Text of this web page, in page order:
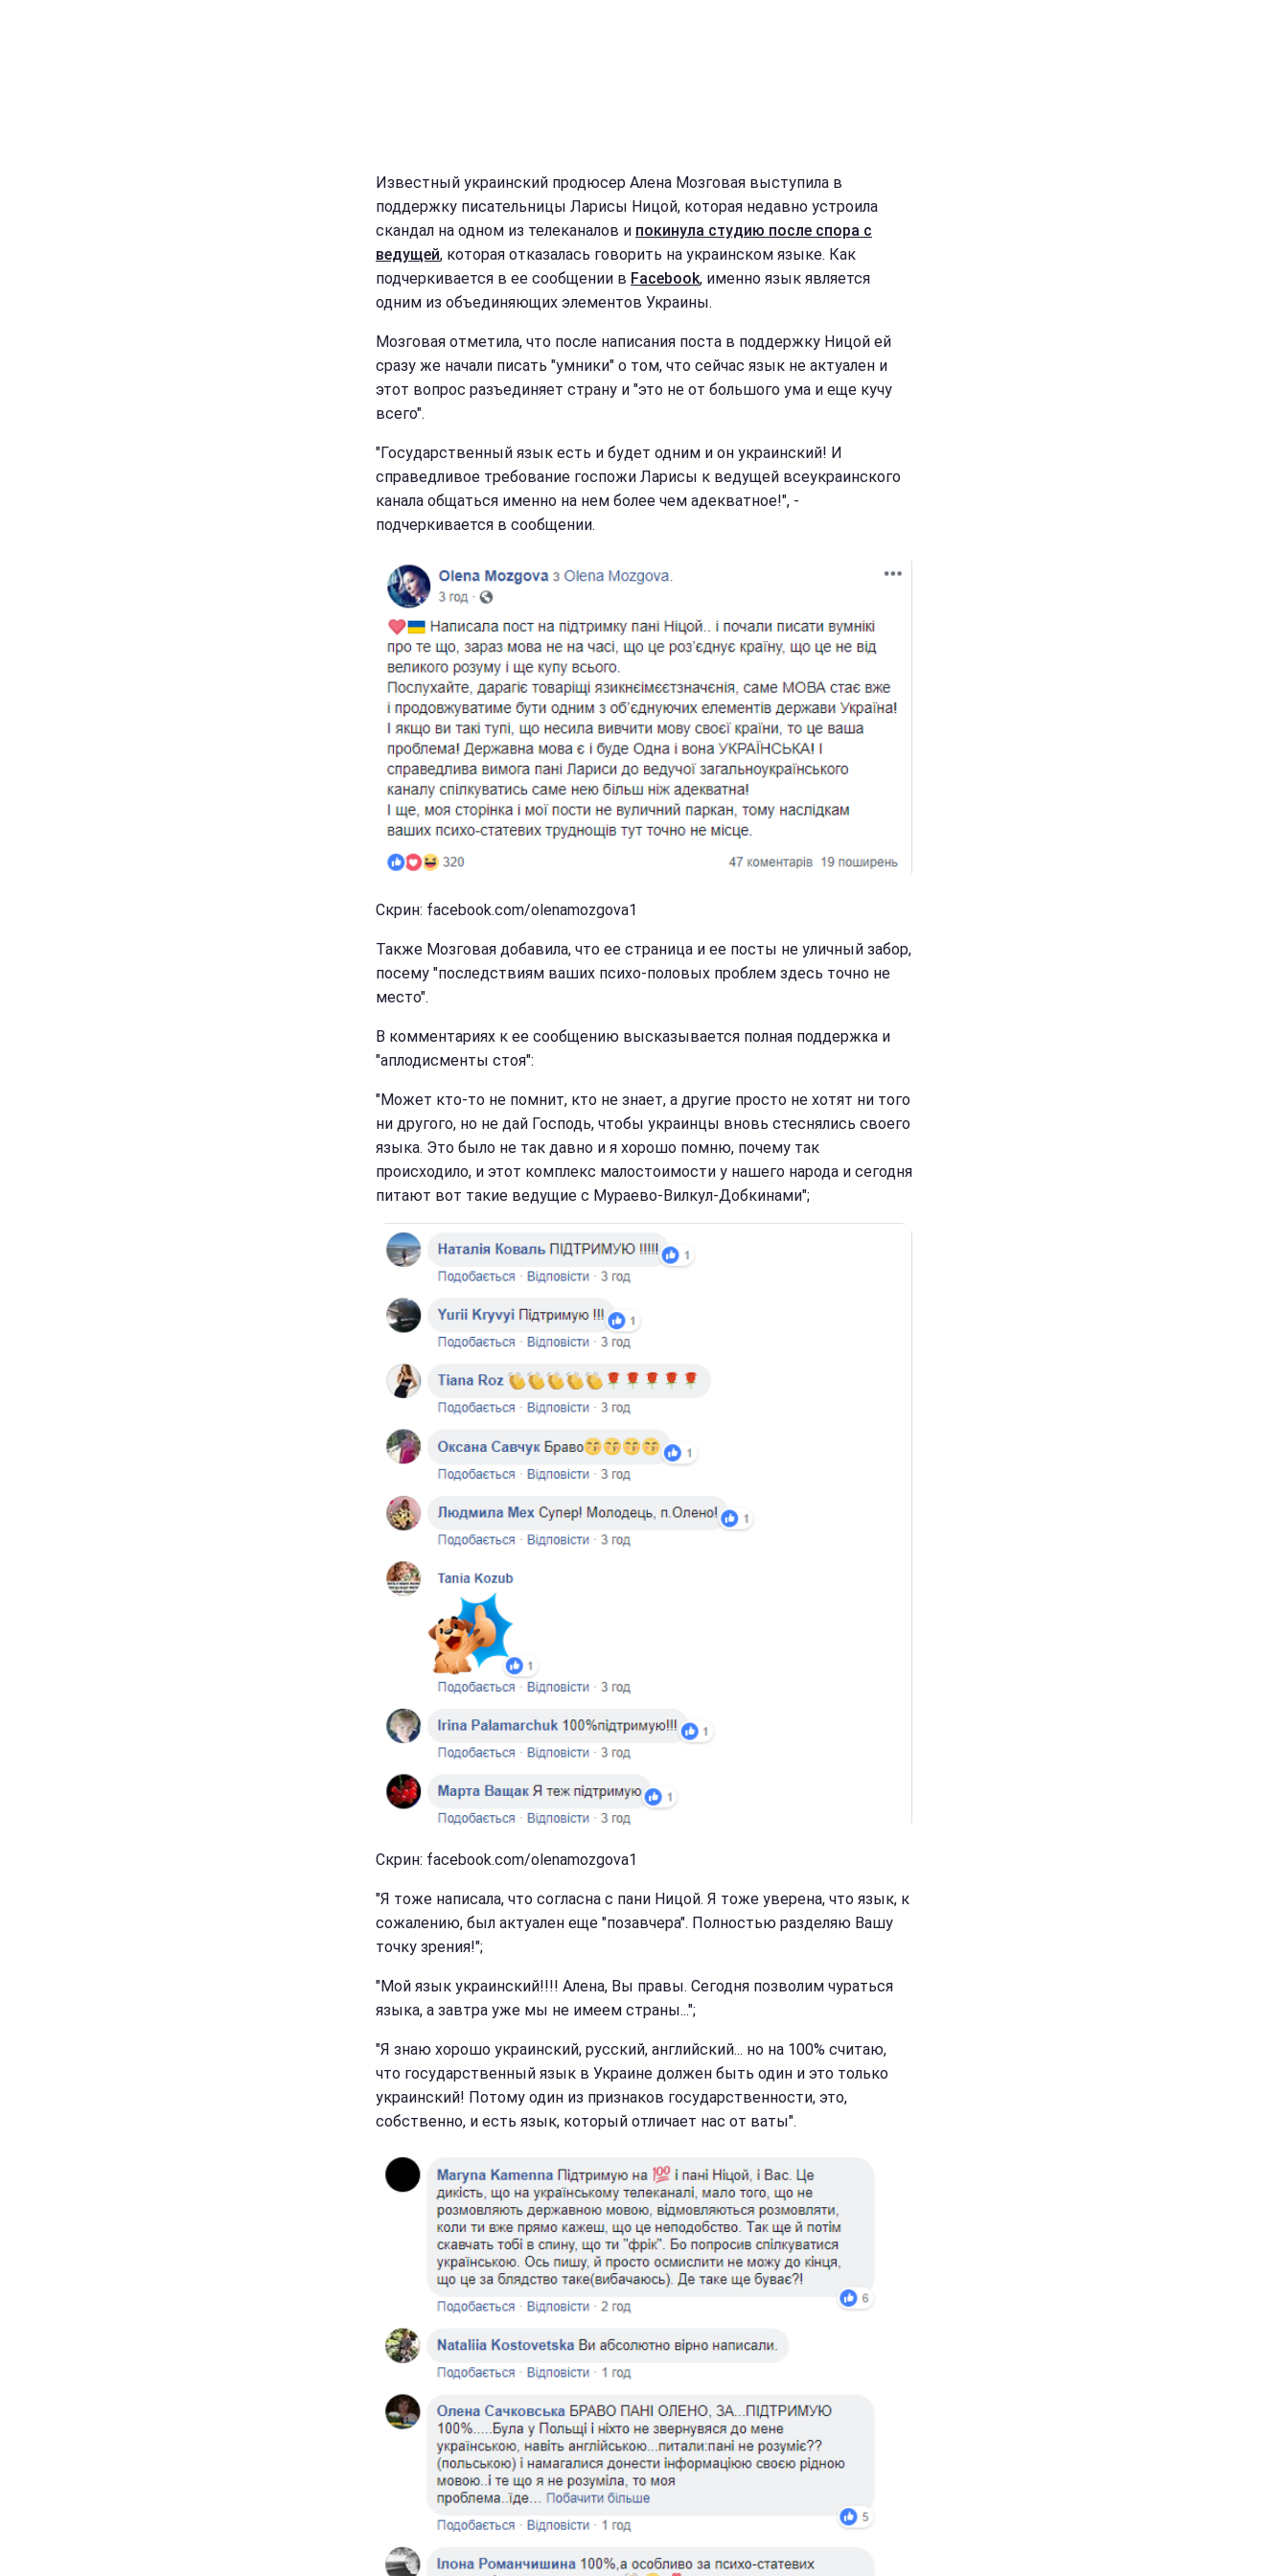
Известный украинский продюсер Алена Мозговая выступила в
поддержку писательницы Ларисы Ницой, которая недавно устроила
скандал на одном из телеканалов и покинула студию после спора с
ведущей, которая отказалась говорить на украинском языке. Как
подчеркивается в ее сообщении в Facebook, именно язык является
одним из объединяющих элементов Украины.
Мозговая отметила, что после написания поста в поддержку Ницой ей
сразу же начали писать "умники" о том, что сейчас язык не актуален и
этот вопрос разъединяет страну и "это не от большого ума и еще кучу
всего".
"Государственный язык есть и будет одним и он украинский! И
справедливое требование госпожи Ларисы к ведущей всеукраинского
канала общаться именно на нем более чем адекватное!", -
подчеркивается в сообщении.
Скрин: facebook.com/olenamozgova1
Также Мозговая добавила, что ее страница и ее посты не уличный забор,
посему "последствиям ваших психо-половых проблем здесь точно не
место".
В комментариях к ее сообщению высказывается полная поддержка и
"аплодисменты стоя":
"Может кто-то не помнит, кто не знает, а другие просто не хотят ни того
ни другого, но не дай Господь, чтобы украинцы вновь стеснялись своего
языка. Это было не так давно и я хорошо помню, почему так
происходило, и этот комплекс малостоимости у нашего народа и сегодня
питают вот такие ведущие с Мураево-Вилкул-Добкинами";
Скрин: facebook.com/olenamozgova1
"Я тоже написала, что согласна с пани Ницой. Я тоже уверена, что язык, к
сожалению, был актуален еще "позавчера". Полностью разделяю Вашу
точку зрения!";
"Мой язык украинский!!!! Алена, Вы правы. Сегодня позволим чураться
языка, а завтра уже мы не имеем страны...";
"Я знаю хорошо украинский, русский, английский... но на 100% считаю,
что государственный язык в Украине должен быть один и это только
украинский! Потому один из признаков государственности, это,
собственно, и есть язык, который отличает нас от ваты".